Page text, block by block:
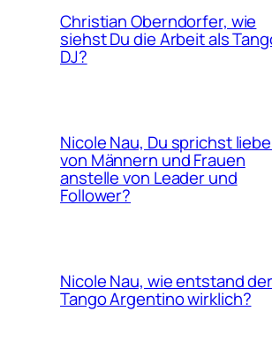
Christian Oberndorfer, wie
siehst Du die Arbeit als
DJ?
Nicole Nau, Du sprichst
von Männern und Frauen
anstelle von Leader und
Follower?
Nicole Nau, wie entstand der
Tango Argentino wirklich?